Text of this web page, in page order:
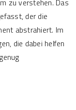
zu verstehen. Das
der die
abstrahiert. Im
die dabei helfen